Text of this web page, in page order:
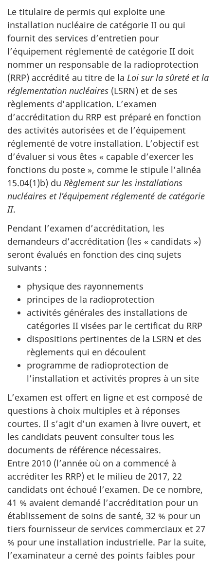
Le titulaire de permis qui exploite une
installation nucléaire de catégorie II ou qui
fournit des services d’entretien pour
l’équipement réglementé de catégorie II doit
nommer un responsable de la radioprotection
(RRP) accrédité au titre de la Loi sur la sûreté et la
réglementation nucléaires (LSRN) et de ses
règlements d’application. L’examen
d’accréditation du RRP est préparé en fonction
des activités autorisées et de l’équipement
réglementé de votre installation. L’objectif est
d’évaluer si vous êtes « capable d’exercer les
fonctions du poste », comme le stipule l’alinéa
15.04(1)b) du Règlement sur les installations
nucléaires et l’équipement réglementé de catégorie
II.
Pendant l’examen d’accréditation, les
demandeurs d’accréditation (les « candidats »)
seront évalués en fonction des cinq sujets
suivants :
physique des rayonnements
principes de la radioprotection
activités générales des installations de
catégories II visées par le certificat du RRP
dispositions pertinentes de la LSRN et des
règlements qui en découlent
programme de radioprotection de
l’installation et activités propres à un site
L’examen est offert en ligne et est composé de
questions à choix multiples et à réponses
courtes. Il s’agit d’un examen à livre ouvert, et
les candidats peuvent consulter tous les
documents de référence nécessaires.
Entre 2010 (l’année où on a commencé à
accréditer les RRP) et le milieu de 2017, 22
candidats ont échoué l’examen. De ce nombre,
41 % avaient demandé l’accréditation pour un
établissement de soins de santé, 32 % pour un
tiers fournisseur de services commerciaux et 27
% pour une installation industrielle. Par la suite,
l’examinateur a cerné des points faibles pour